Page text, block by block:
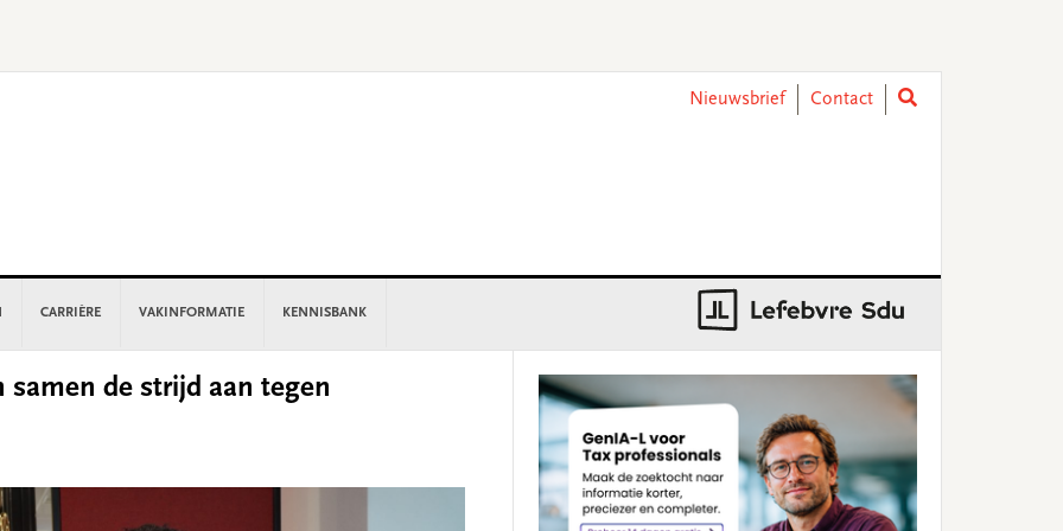
Nieuwsbrief
Contact
CARRIÈRE VAKINFORMATIE KENNISBANK
samen de strijd aan tegen
Sidebar